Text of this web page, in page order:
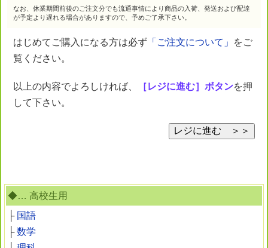
◆… 高校生用
├ 国語
├数学
なお、休業期間前後のご注文分でも流通事情により商品の入荷、発送および配達
が予定より遅れる場合がありますので、予めご了承下さい。
はじめてご購入になる方は必ず 「ご注文について」
をご
覧ください。
以上の内容でよろしければ、 ［レジに進む］ボタンを押
して下さい。